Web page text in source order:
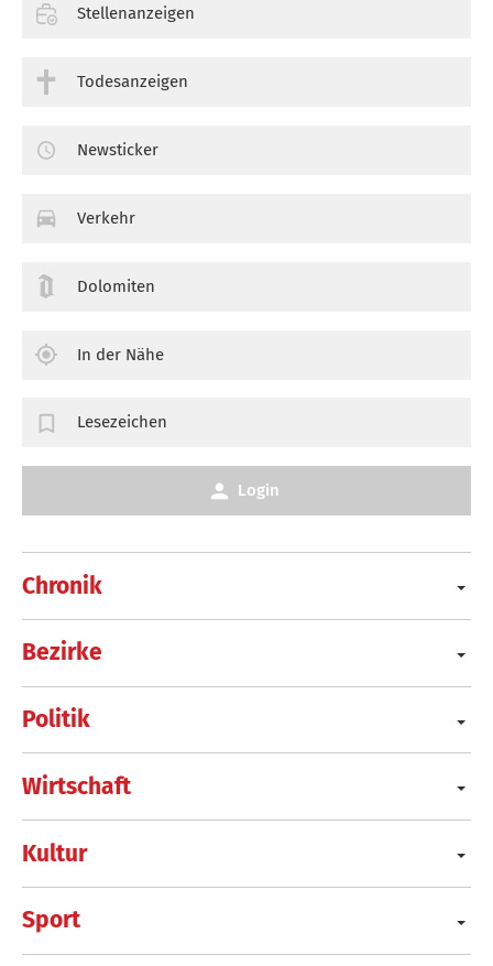
Chronik
Bezirke
Politik
Wirtschaft
Kultur
Sport
Stellenanzeigen
Todesanzeigen
Newsticker
Verkehr
Dolomiten
In der Nähe
Lesezeichen
Login